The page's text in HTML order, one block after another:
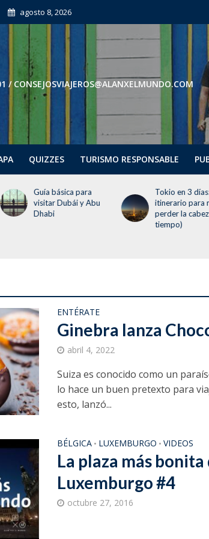
agosto 8, 2026
/ CONSEJOSVIAJEROS@ALANXELMUNDO.COM
QUIZZES TURISMO RESPONSABLE
Guía básica para
visitar Dubái y Abu
Dhabi
Tokio en 3
itinerario para
perder la
tiempo)
ENTÉRATE
Ginebra lanza
abril 4, 2022
Suiza es conocido como un
lo hace un buen pretexto para
esto, lanzó...
BÉLGICA • LUXEMBURGO • VIDEOS
La plaza más
Luxemburgo #4
octubre 27, 2016